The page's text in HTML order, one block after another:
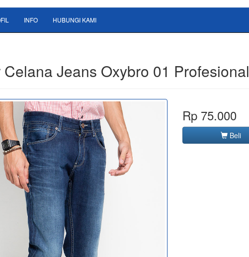
INFO HUBUNGI KAMI
Celana Jeans Oxybro 01 Profesional
Rp 75.000
Beli